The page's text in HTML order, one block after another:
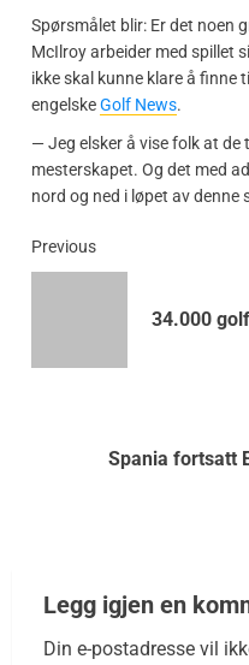
Spørsmålet blir: Er det noen
McIlroy arbeider med spillet
ikke skal kunne klare å finne
engelskeGolf News.
— Jeg elsker å vise folk at de
mesterskapet. Og det med
nord og ned i løpet av denne
Previous
34.000
Spania fortsatt
Legg igjen en
Din e-postadresse vil